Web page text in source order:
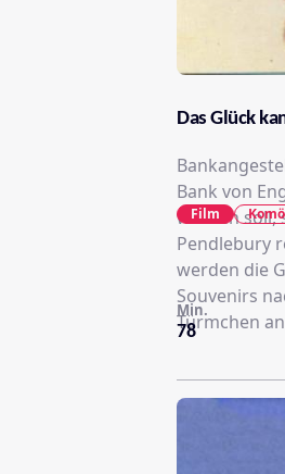
Das Glück
Bank von
werden soll,
Pendlebury
werden die
Souvenirs
Türmchen
78
Min.
Film